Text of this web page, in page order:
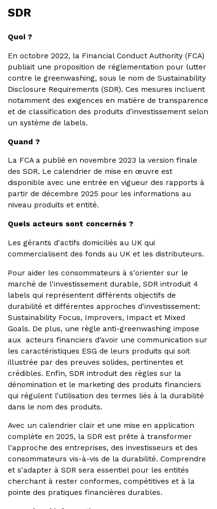
SDR
Quoi ?
En octobre 2022, la Financial Conduct Authority (FCA)
publiait une proposition de réglementation pour lutter
contre le greenwashing, sous le nom de Sustainability
Disclosure Requirements (SDR). Ces mesures incluent
notamment des exigences en matière de transparence
et de classification des produits d'investissement selon
un système de labels.
Quand ?
La FCA a publié en novembre 2023 la version finale
des SDR. Le calendrier de mise en œuvre est
disponible avec une entrée en vigueur des rapports à
partir de décembre 2025 pour les informations au
niveau produits et entité.
Quels acteurs sont concernés ?
Les gérants d'actifs domiciliés au UK qui
commercialisent des fonds au UK et les distributeurs.
Pour aider les consommateurs à s'orienter sur le
marché de l'investissement durable, SDR introduit 4
labels qui représentent différents objectifs de
durabilité et différentes approches d'investissement:
Sustainability Focus, Improvers, Impact et Mixed
Goals. De plus, une règle anti-greenwashing impose
aux acteurs financiers d’avoir une communication sur
les caractéristiques ESG de leurs produits qui soit
illustrée par des preuves solides, pertinentes et
crédibles. Enfin, SDR introduit des règles sur la
dénomination et le marketing des produits financiers
qui régulent l’utilisation des termes liés à la durabilité
dans le nom des produits.
Avec un calendrier clair et une mise en application
complète en 2025, la SDR est prête à transformer
l'approche des entreprises, des investisseurs et des
consommateurs vis-à-vis de la durabilité. Comprendre
et s'adapter à SDR sera essentiel pour les entités
cherchant à rester conformes, compétitives et à la
pointe des pratiques financières durables.